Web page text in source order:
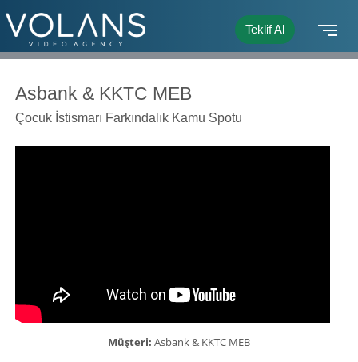
Teklif Al
Asbank & KKTC MEB
Çocuk İstismarı Farkındalık Kamu Spotu
Müşteri: Asbank & KKTC MEB